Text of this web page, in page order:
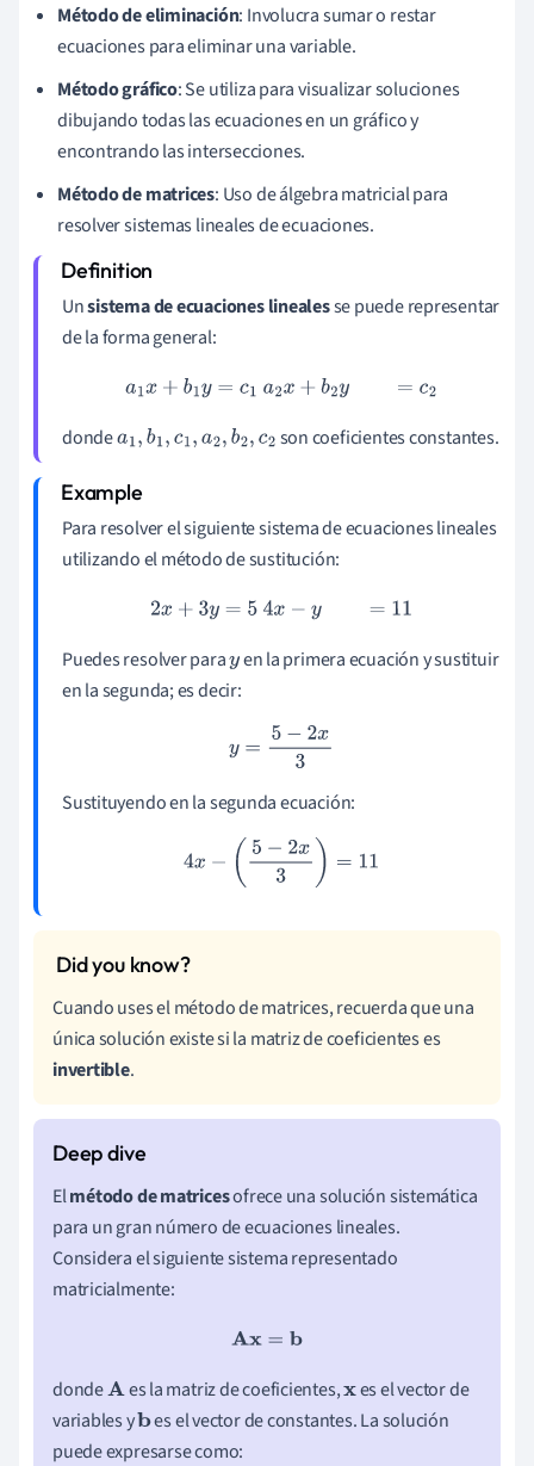
Método de eliminación: Involucra sumar o restar
ecuaciones para eliminar una variable.
Método gráfico: Se utiliza para visualizar soluciones
dibujando todas las ecuaciones en un gráfico y
encontrando las intersecciones.
Método de matrices: Uso de álgebra matricial para
resolver sistemas lineales de ecuaciones.
Unsistema de ecuaciones linealesse puede representar
de la forma general:
a1x +b 1y= c1a2x+ b2y=
dondea1,b1,c1,a2,b2,c2 son coeficientes constantes.
Para resolver el siguiente sistema de ecuaciones lineales
utilizando el método de sustitución:
2x+ 3y =54x− y=
Puedes resolver paray en la primera ecuación y sustituir
en la segunda; es decir:
y= 5−2x3
Sustituyendo en la segunda ecuación:
x (5 −2 x3)= 11
Cuando uses el método de matrices, recuerda que una
única solución existe si la matriz de coeficientes es
invertible.
Elmétodo de matricesofrece una solución sistemática
para un gran número de ecuaciones lineales.
Considera el siguiente sistema representado
matricialmente:
Ax =b
dondeA es la matriz de coeficientes,xes el vector de
variables ybes el vector de constantes. La solución
puede expresarse como: